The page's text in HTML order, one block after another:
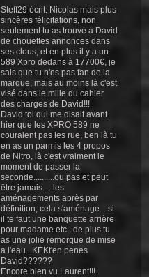
Steff29 écrit: Nicolas mais plus
sincères félicitations, non
seulement tu as trouvé à David
de chouettes annonces dans
ses clous, et en plus il y a un
589 Xpro dedans à 17700€, je
sais que tu n'es pas fan de la
marque, mais au moins là c'est
visé dans le mille du cahier
des charges de David!!!
David toi qui me disait avant
hier que les XPRO 589 ne
couraient pas les rue, ben là tu
en as un parmis les 4 propos
de Nitro, là c'est vraiment le
moment de passer la
seconde..........ou pas et peut
être jamais.....les
aménagements après par
définition, cela s'aménage... si
il te faut une banquette arrière
pour madame etc...de plus tu
as une jolie remorque de mise
a l'eau...KEKt'en penes
David??????
Encore bien vu Laurent!!!